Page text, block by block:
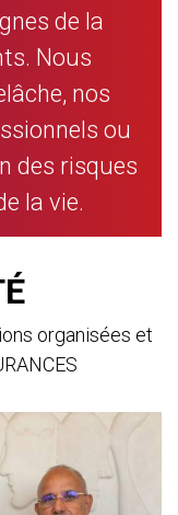
de la
Nous
nos
ou
des risques
la vie.
organisées et